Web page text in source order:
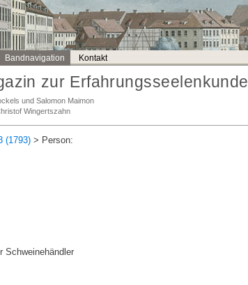
Bandnavigation Kontakt
zur Erfahrungsseelenkunde
und Salomon Maimon
Wingertszahn
(1793) > Person:
Schweinehändler